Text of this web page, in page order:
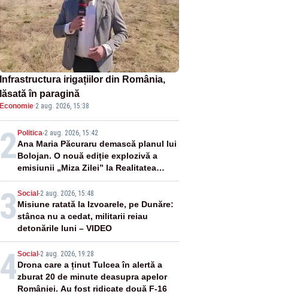
Infrastructura irigațiilor din România,
lăsată în paragină
Economie·2 aug. 2026, 15:38
2 Politica-2 aug. 2026, 15:42
Ana Maria Păcuraru demască planul lui
Bolojan. O nouă ediție explozivă a
emisiunii „Miza Zilei” la Realitatea
PLUS
3 Social -2 aug. 2026, 15:48
Misiune ratată la Izvoarele, pe Dunăre:
stânca nu a cedat, militarii reiau
detonările luni – VIDEO
4Social -2 aug. 2026, 19:28
Drona care a ținut Tulcea în alertă a
zburat 20 de minute deasupra apelor
României. Au fost ridicate două F-16